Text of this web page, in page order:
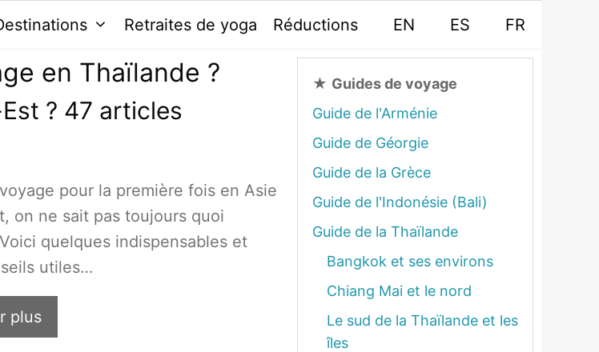
Retraites de yoga Réductions EN ES FR
en Thaïlande ?
? 47 articles
pour la première fois en Asie
on ne sait pas toujours quoi
quelques indispensables et
utiles…
plus
★ Guides de voyage
Guide de l'Arménie
Guide de Géorgie
Guide de la Grèce
Guide de l'Indonésie (Bali)
Guide de la Thaïlande
Bangkok et ses environs
Chiang Mai et le nord
Le sud de la Thaïlande et les
îles